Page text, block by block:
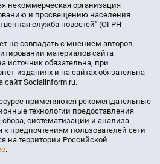
некоммерческая организация
и просвещению населения
служба новостей" (ОГРН
не совпадать с мнением авторов.
материалов сайта
источник обязательна, при
изданиях и на сайтах обязательна
сайт Socialinform.ru.
применяются рекомендательные
технологии предоставления
систематизации и анализа
предпочтениям пользователей сети
на территории Российской
.